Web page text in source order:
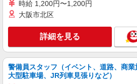
入社後獲得も対象 【役割手当】 CSA（チーフセ
ールスアドバイザー）
給 ゜+゜・。○。・゜+゜・。○。・゜+゜ 入社祝
い金10万円支給(規定有) お友達を紹介頂くと,
センティブ支給(規定有) ★月2回払い・週払い可
（規程有）★ ゜・。○
キープ
時給 1,200円〜1,200円
大阪市北区
詳細を見る
警備員スタッフ（イベント、道路、商業
大型駐車場、JR列車見張りなど）